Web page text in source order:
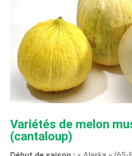
Variétés de melon
(cantaloup)